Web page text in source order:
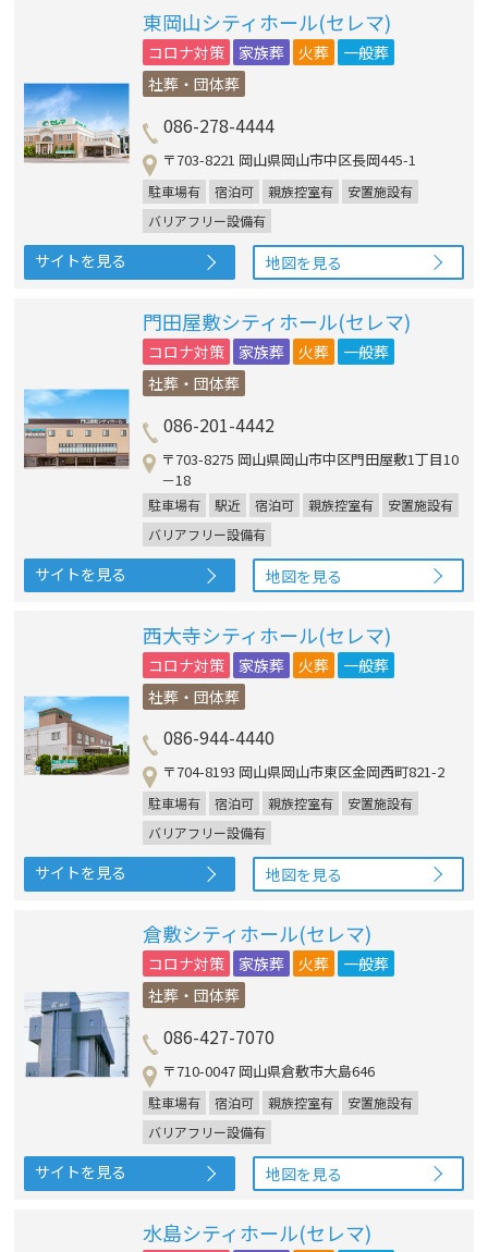
東岡山シティホール(セレマ)
コロナ対策 家族葬 火葬
一般葬
社葬・団体葬
086-278-4444
〒703-8221 岡山県岡山市中区長岡445-1
駐車場有 宿泊可 親族控室有
安置施設有
バリアフリー設備有
サイトを見る 地図を見る
門田屋敷シティホール(セレマ)
コロナ対策 家族葬 火葬
一般葬
社葬・団体葬
086-201-4442
〒703-8275 岡山県岡山市中区門田屋敷1丁目10
－18
駐車場有 駅近 宿泊可 親族控室有
安置施設有
バリアフリー設備有
サイトを見る 地図を見る
西大寺シティホール(セレマ)
コロナ対策 家族葬 火葬
一般葬
社葬・団体葬
086-944-4440
〒704-8193 岡山県岡山市東区金岡西町821-2
駐車場有 宿泊可 親族控室有
安置施設有
バリアフリー設備有
サイトを見る 地図を見る
倉敷シティホール(セレマ)
コロナ対策 家族葬 火葬
一般葬
社葬・団体葬
086-427-7070
〒710-0047 岡山県倉敷市大島646
駐車場有 宿泊可 親族控室有
安置施設有
バリアフリー設備有
サイトを見る 地図を見る
水島シティホール(セレマ)